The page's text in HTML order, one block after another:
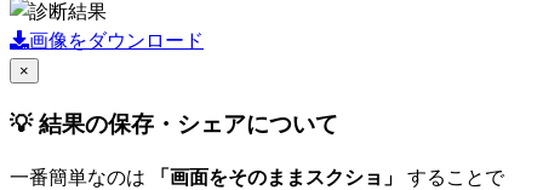
画像をダウンロード
×
💡 結果の保存・シェアについて
一番簡単なのは 「画面をそのままスクショ」 することで